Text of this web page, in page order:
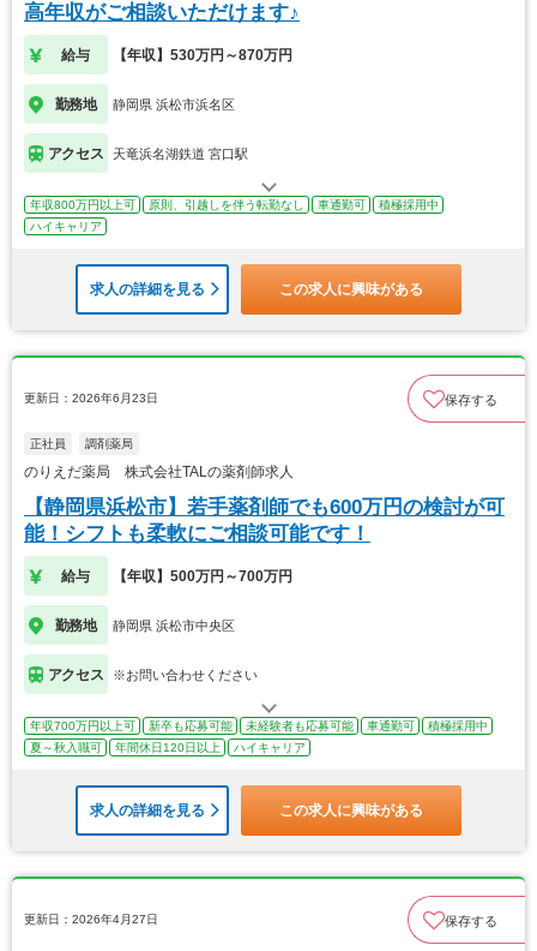
高年収がご相談いただけます♪
給与 【年収】530万円～870万円
勤務地 静岡県 浜松市浜名区
アクセス 天竜浜名湖鉄道 宮口駅
年収800万円以上可 原則、引越しを伴う転勤なし 車通勤可
積極採用中
ハイキャリア
求人の詳細を見る この求人に興味がある
更新日：2026年6月23日 保存する
正社員 調剤薬局
のりえだ薬局 株式会社TALの薬剤師求人
【静岡県浜松市】若手薬剤師でも600万円の検討が可
能！シフトも柔軟にご相談可能です！
給与 【年収】500万円～700万円
勤務地 静岡県 浜松市中央区
アクセス ※お問い合わせください
年収700万円以上可 新卒も応募可能 未経験者も応募可能 車通勤可
積極採用中
夏～秋入職可
年間休日120日以上 ハイキャリア
求人の詳細を見る この求人に興味がある
更新日：2026年4月27日 保存する